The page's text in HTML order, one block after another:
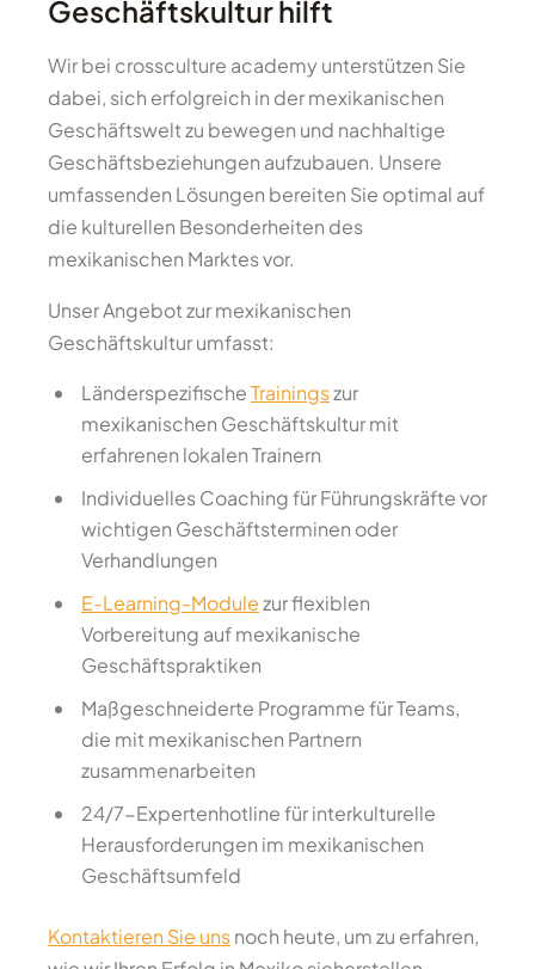
Geschäftskultur hilft
Wir bei crossculture academy unterstützen Sie
dabei, sich erfolgreich in der mexikanischen
Geschäftswelt zu bewegen und nachhaltige
Geschäftsbeziehungen aufzubauen. Unsere
umfassenden Lösungen bereiten Sie optimal auf
die kulturellen Besonderheiten des
mexikanischen Marktes vor.
Unser Angebot zur mexikanischen
Geschäftskultur umfasst:
LänderspezifischeTrainingszur
mexikanischen Geschäftskultur mit
erfahrenen lokalen Trainern
Individuelles Coaching für Führungskräfte vor
wichtigen Geschäftsterminen oder
Verhandlungen
E-Learning-Modulezur flexiblen
Vorbereitung auf mexikanische
Geschäftspraktiken
Maßgeschneiderte Programme für Teams,
die mit mexikanischen Partnern
zusammenarbeiten
24/7-Expertenhotline für interkulturelle
Herausforderungen im mexikanischen
Geschäftsumfeld
Kontaktieren Sie unsnoch heute, um zu erfahren,